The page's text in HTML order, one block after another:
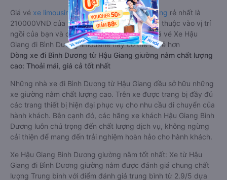
Giá vé xe limousine đi Bình Dương từ Hậu Giang rẻ nhất là
210000VND của hãng xe Phương Trang. Tùy thuộc vào vị trí
ngồi của bạn và chương trình khuyến mãi, giá vé Xe Hậu
Giang đi Bình Dương limousine này có thể sẽ rẻ hơn
Dòng xe đi Bình Dương từ Hậu Giang giường nằm chất lượng
cao: Thoải mái, giá cả tốt nhất
Những nhà xe đi Bình Dương từ Hậu Giang đều sở hữu những
xe giường nằm chất lượng cao. Trên xe được trang bị đầy đủ
các trang thiết bị hiện đại phục vụ cho nhu cầu di chuyển của
hành khách. Bên cạnh đó, các hãng xe khách Hậu Giang Bình
Dương luôn chú trọng đến chất lượng dịch vụ, không ngừng
cải thiện để mang đến trải nghiệm hoàn hảo cho hành khách.
Xe Hậu Giang Bình Dương giường nằm tốt nhất: Xe từ Hậu
Giang đi Bình Dương giường nằm được đánh giá chung chất
lượng Trung bình với điểm đánh giá trung bình từ 2.9/5 dựa